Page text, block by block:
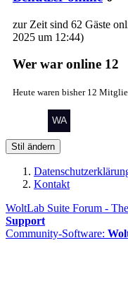
zur Zeit sind 62 Gäste
2025 um 12:44)
Wer war online 12
Heute waren bisher 12
Stil ändern
Kontakt
WoltLab Suite Forum -
Support
Community-Software: